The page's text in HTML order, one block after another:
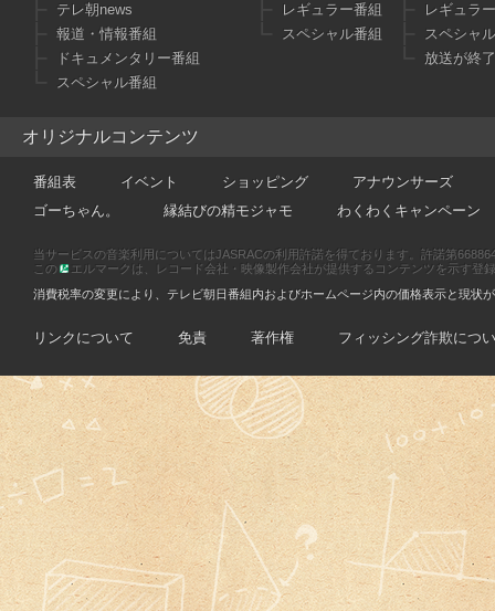
テレ朝news
報道・情報番組
ドキュメンタリー番組
スペシャル番組
レギュラー番組
スペシャル番組
レギュラ
スペシャ
放送が終
オリジナルコンテンツ
番組表 イベント ショッピング
アナウンサーズ
ゴーちゃん。
縁結びの精モジャモ わくわくキャンペーン
当サービスの音楽利用についてはJASRACの利用許諾を得ております。許諾第
この
エルマークは、レコード会社・映像製作会社が提供するコンテンツを示す登
消費税率の変更により、テレビ朝日番組内およびホームページ内の価格表示と現状
リンクについて 免責 著作権 フィッシング詐欺につ